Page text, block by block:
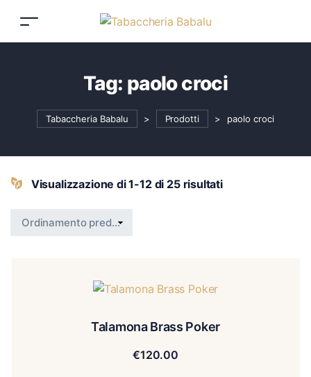
Tag: paolo croci
Tabaccheria Babalu > Prodotti > paolo croci
Visualizzazione di 1-12 di 25 risultati
Talamona Brass Poker
€120.00